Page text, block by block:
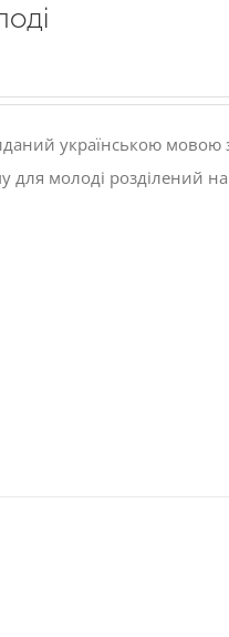
українською мовою
для молоді розділений